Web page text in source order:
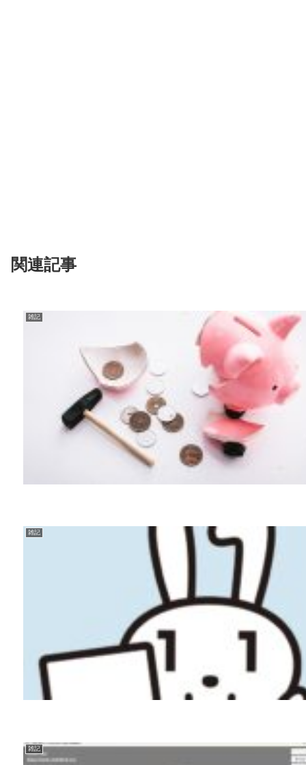
関連記事
雑記
雑記
雑記